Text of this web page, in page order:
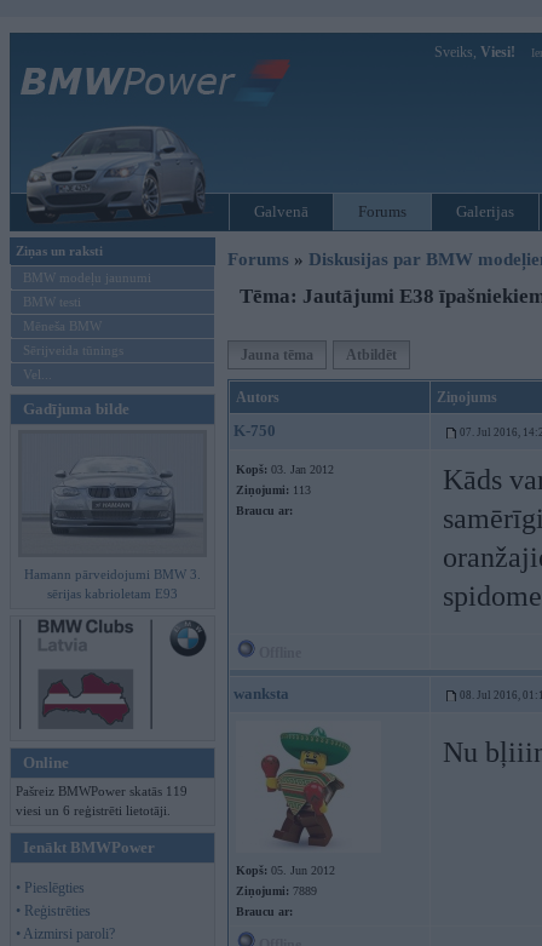
Sveiks, Viesi!
Galvenā Forums Galerijas
Ziņas un raksti
BMW modeļu jaunumi
BMW testi
Mēneša BMW
Sērijveida tūnings
Vel...
Gadījuma bilde
Hamann pārveidojumi BMW 3.
sērijas kabrioletam E93
Online
Pašreiz BMWPower skatās 119
viesi un 6 reģistrēti lietotāji.
Ienākt BMWPower
• Pieslēgties
• Reģistrēties
• Aizmirsi paroli?
Forums » Diskusijas par BMW
Tēma: Jautājumi E38
Jauna tēma Atbildēt
Autors Ziņojums
K-750 07. Jul 2016,
Kopš: 03. Jan 2012
Ziņojumi: 113
Braucu ar:
Kāds
wanksta 08. Jul 2016,
Kopš: 05. Jun 2012
Ziņojumi: 7889
Braucu ar:
Nu